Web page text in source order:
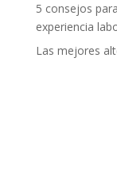
5 consejos
experiencia
Las mejores